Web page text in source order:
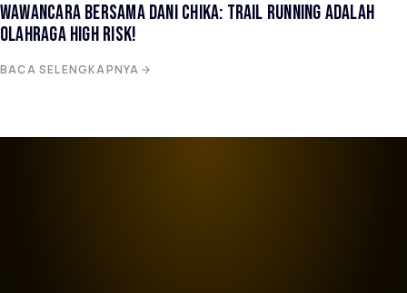
WAWANCARA BERSAMA DANI CHIKA: TRAIL RUNNING ADALAH
OLAHRAGA HIGH RISK!
BACA SELENGKAPNYA